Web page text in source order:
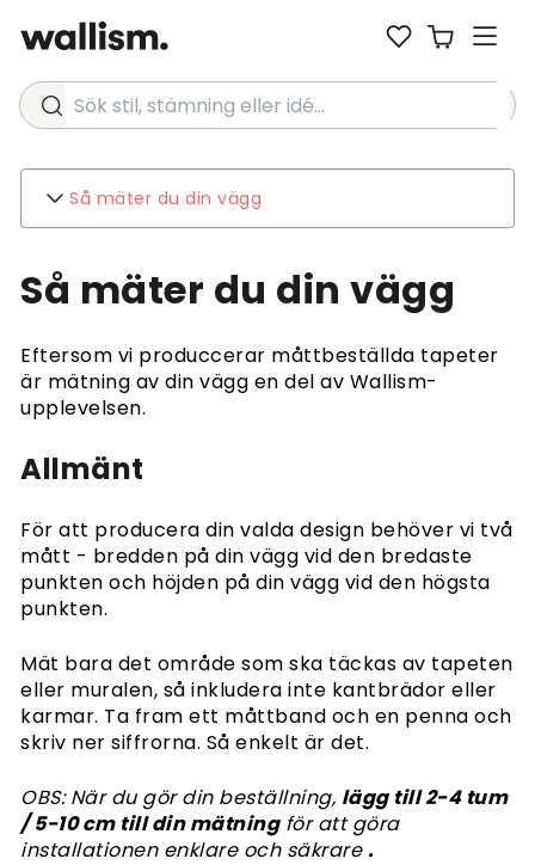
Sök stil, stämning eller idé...
Så mäter du din vägg
Om
Förfrågningar från företag
Kundtjänst
VANLIGA FRÅGOR
Frakt
Villkor och anvisningar
Kakor
Integritetspolicy
Artiklar om tapeter
Hur man sätter upp tapeter
Hur man installerar Peel & Stick
Så mäter du din vägg
Förbereda din vägg
Tapet på texturerade väggar
Så mäter du din vägg
Eftersom vi produccerar måttbeställda tapeter
är mätning av din vägg en del av Wallism-
upplevelsen.
Allmänt
För att producera din valda design behöver vi två
mått - bredden på din vägg vid den bredaste
punkten och höjden på din vägg vid den högsta
punkten.
Mät bara det område som ska täckas av tapeten
eller muralen, så inkludera inte kantbrädor eller
karmar. Ta fram ett måttband och en penna och
skriv ner siffrorna. Så enkelt är det.
OBS: När du gör din beställning, lägg till 2-4 tum
/ 5-10 cm till din mätningför att göra
installationen enklare och säkrare .